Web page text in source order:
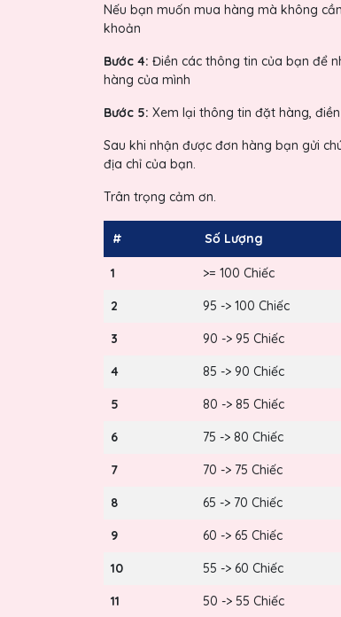
Nếu bạn muốn mua hàng mà không
khoản
Bước 4: Điền các thông tin của bạn để
hàng của mình
Bước 5: Xem lại thông tin đặt hàng,
Sau khi nhận được đơn hàng bạn gửi
địa chỉ của bạn.
Trân trọng cảm ơn.
# Số Lượng
1 >= 100 Chiếc
2 95 -> 100 Chiếc
3 90 -> 95 Chiếc
4 85 -> 90 Chiếc
5 80 -> 85 Chiếc
6 75 -> 80 Chiếc
7 70 -> 75 Chiếc
8 65 -> 70 Chiếc
9 60 -> 65 Chiếc
10 55 -> 60 Chiếc
11 50 -> 55 Chiếc